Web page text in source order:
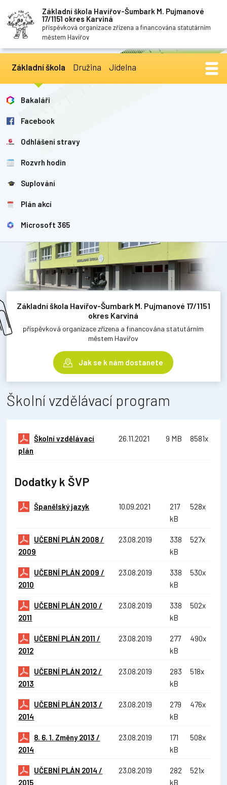
Základní škola Havířov-Šumbark M. Pujmanové
17/1151 okres Karviná
příspěvková organizace zřízena a financována statutárním
městem Havířov
Základní škola Družina Jídelna
Bakaláři
Facebook
Odhlášení stravy
Rozvrh hodin
Suplování
Plán akcí
Microsoft 365
Základní škola Havířov-Šumbark M. Pujmanové 17/1151
okres Karviná
příspěvková organizace zřízena a financována statutárním
městem Havířov
Jak se k nám dostanete
Školní vzdělávací program
Školní vzdělávací
plán
26.11.2021 9 MB 8581x
Dodatky k ŠVP
Španělský jazyk 10.09.2021
217
kB
528x
UČEBNÍ PLÁN 2008 /
2009
23.08.2019
338
kB
527x
UČEBNÍ PLÁN 2009 /
2010
23.08.2019
338
kB
530x
UČEBNÍ PLÁN 2010 /
2011
23.08.2019
338
kB
502x
UČEBNÍ PLÁN 2011 /
2012
23.08.2019
277
kB
490x
UČEBNÍ PLÁN 2012 /
2013
23.08.2019
283
kB
518x
UČEBNÍ PLÁN 2013 /
2014
23.08.2019
279
kB
476x
8. 6. 1. Změny 2013 /
2014
23.08.2019
171
kB
508x
UČEBNÍ PLÁN 2014 /
2015
23.08.2019
282
kB
521x